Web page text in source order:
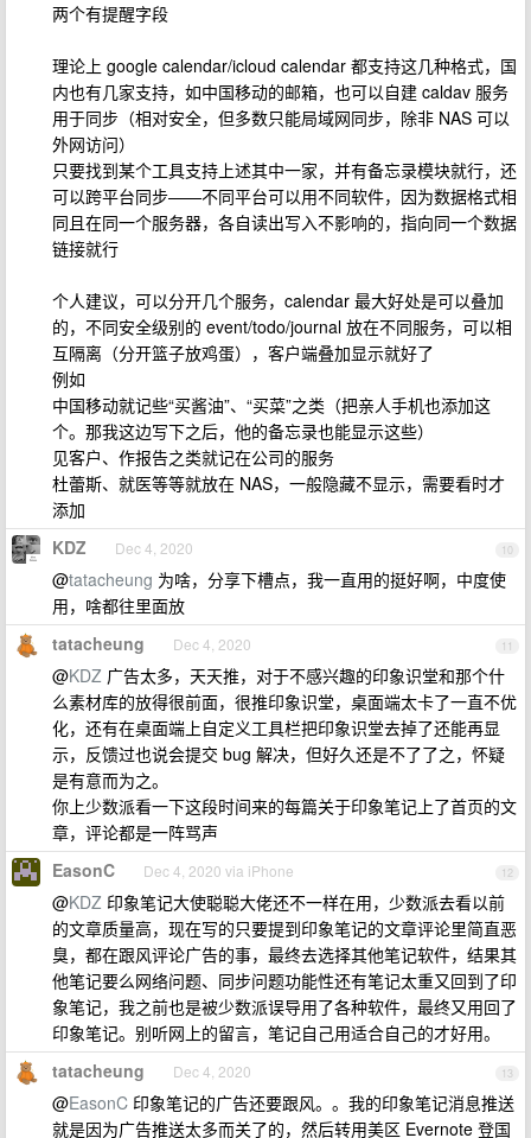
两个有提醒字段
理论上 google calendar/icloud calendar 都支持这几种格式，国
内也有几家支持，如中国移动的邮箱，也可以自建 caldav 服务
用于同步（相对安全，但多数只能局域网同步，除非 NAS 可以
外网访问）
只要找到某个工具支持上述其中一家，并有备忘录模块就行，还
可以跨平台同步——不同平台可以用不同软件，因为数据格式相
同且在同一个服务器，各自读出写入不影响的，指向同一个数据
链接就行
个人建议，可以分开几个服务，calendar 最大好处是可以叠加
的，不同安全级别的 event/todo/journal 放在不同服务，可以相
互隔离（分开篮子放鸡蛋），客户端叠加显示就好了
例如
中国移动就记些“买酱油”、“买菜”之类（把亲人手机也添加这
个。那我这边写下之后，他的备忘录也能显示这些）
见客户、作报告之类就记在公司的服务
杜蕾斯、就医等等就放在 NAS，一般隐藏不显示，需要看时才
添加
10
KDZ Dec 4, 2020
@tatacheung 为啥，分享下槽点，我一直用的挺好啊，中度使
用，啥都往里面放
11
tatacheung Dec 4, 2020
@KDZ 广告太多，天天推，对于不感兴趣的印象识堂和那个什
么素材库的放得很前面，很推印象识堂，桌面端太卡了一直不优
化，还有在桌面端上自定义工具栏把印象识堂去掉了还能再显
示，反馈过也说会提交 bug 解决，但好久还是不了了之，怀疑
是有意而为之。
你上少数派看一下这段时间来的每篇关于印象笔记上了首页的文
章，评论都是一阵骂声
12
EasonC Dec 4, 2020 via iPhone
@KDZ 印象笔记大使聪聪大佬还不一样在用，少数派去看以前
的文章质量高，现在写的只要提到印象笔记的文章评论里简直恶
臭，都在跟风评论广告的事，最终去选择其他笔记软件，结果其
他笔记要么网络问题、同步问题功能性还有笔记太重又回到了印
象笔记，我之前也是被少数派误导用了各种软件，最终又用回了
印象笔记。别听网上的留言，笔记自己用适合自己的才好用。
13
tatacheung Dec 4, 2020
@EasonC 印象笔记的广告还要跟风。。我的印象笔记消息推送
就是因为广告推送太多而关了的，然后转用美区 Evernote 登国